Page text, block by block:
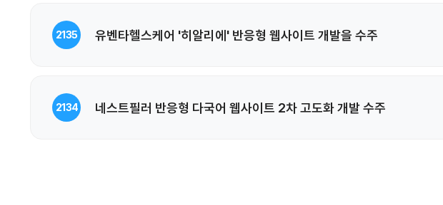
2135 유벤타헬스케어 '히알리에' 반응형 웹사이트 개발을 수주
2134 네스트필러 반응형 다국어 웹사이트 2차 고도화 개발 수주